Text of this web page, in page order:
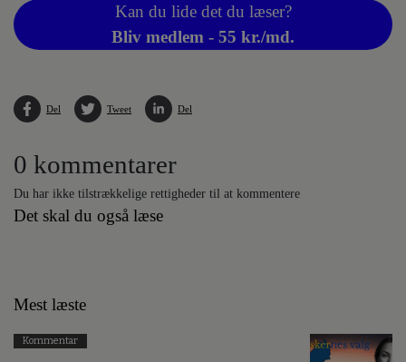
Kan du lide det du læser?
Bliv medlem - 55 kr./md.
Del Tweet Del
0 kommentarer
Du har ikke tilstrækkelige rettigheder til at kommentere
Det skal du også læse
Mest læste
Kommentar